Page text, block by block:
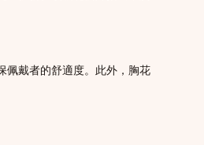
佩戴者的舒適度。此外，胸花